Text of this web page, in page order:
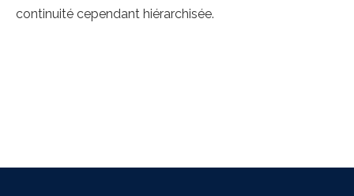
continuité cependant hiérarchisée.